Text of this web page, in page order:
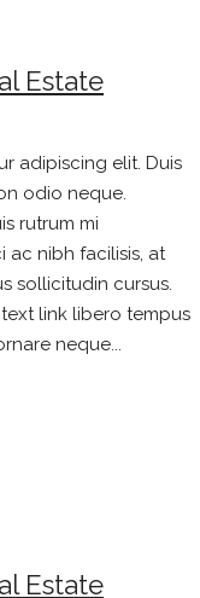
Estate
adipiscing elit. Duis
odio neque.
rutrum mi
ac nibh facilisis, at
sollicitudin cursus.
link libero tempus
neque...
Estate